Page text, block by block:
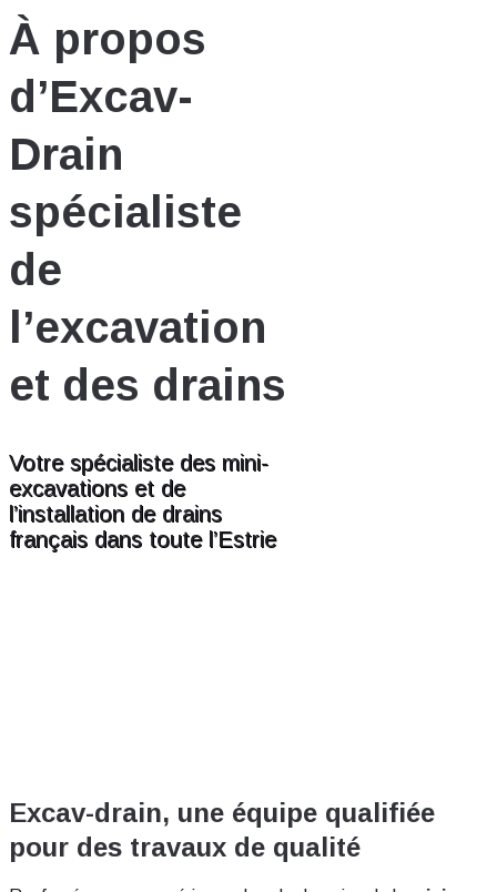
À propos
d’Excav-
Drain
spécialiste
de
l’excavation
et des drains
Votre spécialiste des mini-
excavations et de
l’installation de drains
français dans toute l’Estrie
Excav-drain, une équipe qualifiée
pour des travaux de qualité